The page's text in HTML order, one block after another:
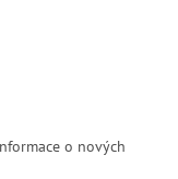
o nových